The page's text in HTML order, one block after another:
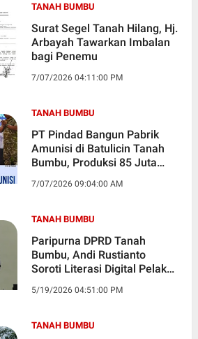
TANAH BUMBU
Surat Segel Tanah Hilang, Hj.
Arbayah Tawarkan Imbalan
bagi Penemu
7/07/2026 04:11:00 PM
TANAH BUMBU
PT Pindad Bangun Pabrik
Amunisi di Batulicin Tanah
Bumbu, Produksi 85 Juta
7/07/2026 09:04:00 AM
TANAH BUMBU
Paripurna DPRD Tanah
Bumbu, Andi Rustianto
Soroti Literasi Digital Pelaku
5/19/2026 04:51:00 PM
TANAH BUMBU